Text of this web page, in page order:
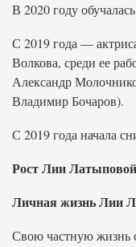
В 2020 году
С 2019 года —
Волкова, среди ее
Александр
Владимир Бочаров).
С 2019 года начала
Рост Лии
Личная жизнь Лии
Свою частную жизнь